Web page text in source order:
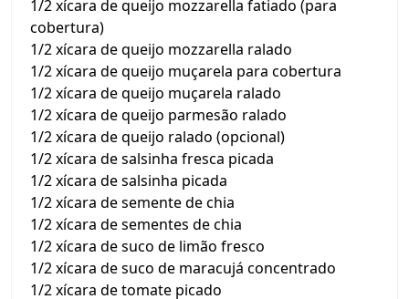
1/2 xícara de queijo mozzarella fatiado (para
cobertura)
1/2 xícara de queijo mozzarella ralado
1/2 xícara de queijo muçarela para cobertura
1/2 xícara de queijo muçarela ralado
1/2 xícara de queijo parmesão ralado
1/2 xícara de queijo ralado (opcional)
1/2 xícara de salsinha fresca picada
1/2 xícara de salsinha picada
1/2 xícara de semente de chia
1/2 xícara de sementes de chia
1/2 xícara de suco de limão fresco
1/2 xícara de suco de maracujá concentrado
1/2 xícara de tomate picado